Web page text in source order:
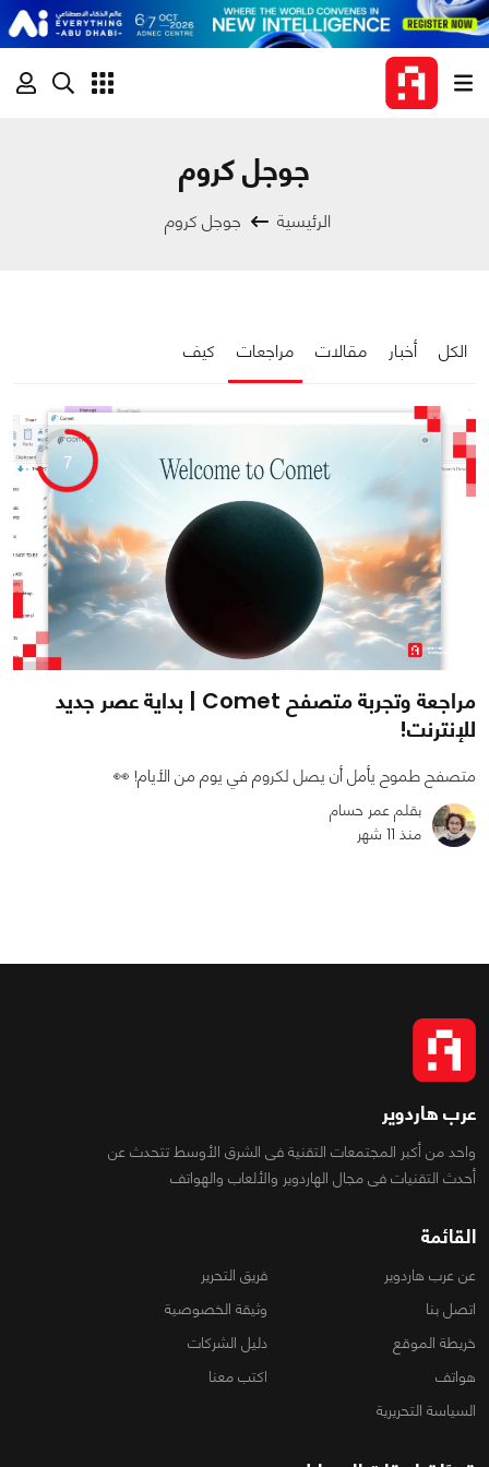
جوجل كروم
الرئيسية جوجل كروم
الكل أخبار مقالات مراجعات كيف
7
مراجعة وتجربة متصفح Comet | بداية عصر جديد
للإنترنت!
متصفح طموح يأمل أن يصل لكروم في يوم من الأيام! 👀
بقلم عمر حسام
منذ 11 شهر
عرب هاردوير
واحد من أكبر المجتمعات التقنية فى الشرق الأوسط تتحدث عن
أحدث التقنيات فى مجال الهاردوير والألعاب والهواتف
القائمة
عن عرب هاردوير
فريق التحرير
اتصل بنا
وثيقة الخصوصية
خريطة الموقع
دليل الشركات
هواتف
اكتب معنا
السياسة التحريرية